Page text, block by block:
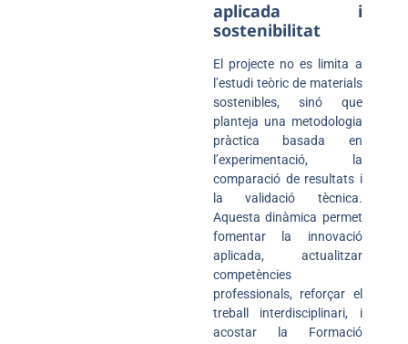
aplicada i
sostenibilitat
El projecte no es limita a
l’estudi teòric de materials
sostenibles, sinó que
planteja una metodologia
pràctica basada en
l’experimentació, la
comparació de resultats i
la validació tècnica.
Aquesta dinàmica permet
fomentar la innovació
aplicada, actualitzar
competències
professionals, reforçar el
treball interdisciplinari, i
acostar la Formació